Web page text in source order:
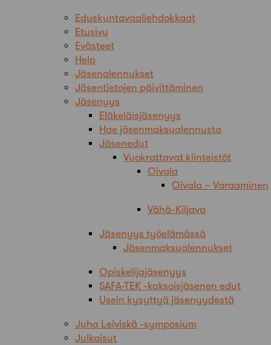
Eduskuntavaaliehdokkaat
Etusivu
Evästeet
Help
Jäsenalennukset
Jäsentietojen päivittäminen
Jäsenyys
Eläkeläisjäsenyys
Hae jäsenmaksualennusta
Jäsenedut
Vuokrattavat kiinteistöt
Oivala
Oivala – Varaaminen
Vähä-Kiljava
Jäsenyys työelämässä
Jäsenmaksualennukset
Opiskelijajäsenyys
SAFA-TEK -kaksoisjäsenen edut
Usein kysyttyä jäsenyydestä
Juha Leiviskä -symposium
Julkaisut